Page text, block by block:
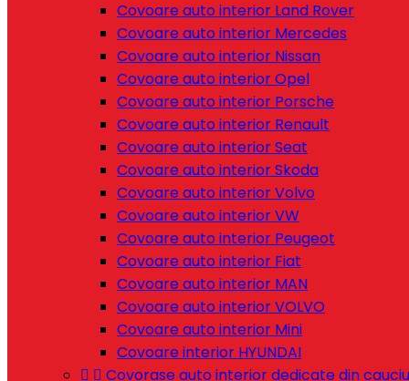
Covoare auto interior Land Rover
Covoare auto interior Mercedes
Covoare auto interior Nissan
Covoare auto interior Opel
Covoare auto interior Porsche
Covoare auto interior Renault
Covoare auto interior Seat
Covoare auto interior Skoda
Covoare auto interior Volvo
Covoare auto interior VW
Covoare auto interior Peugeot
Covoare auto interior Fiat
Covoare auto interior MAN
Covoare auto interior VOLVO
Covoare auto interior Mini
Covoare interior HYUNDAI
  Covorase auto interior dedicate din